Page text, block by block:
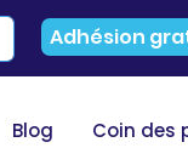
Adhésion
Blog Coin des